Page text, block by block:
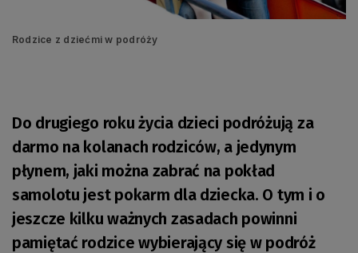
Rodzice z dziećmi w podróży
Do drugiego roku życia dzieci podróżują za
darmo na kolanach rodziców, a jedynym
płynem, jaki można zabrać na pokład
samolotu jest pokarm dla dziecka. O tym i o
jeszcze kilku ważnych zasadach powinni
pamiętać rodzice wybierający się w podróż